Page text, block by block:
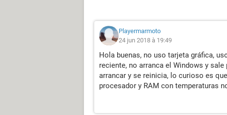
Playermarmoto
24 jun 2018 à 19:49
Hola buenas, no uso tarjeta gráfica,
reciente, no arranca el Windows y
arrancar y se reinicia, lo curioso es
procesador y RAM con temperaturas